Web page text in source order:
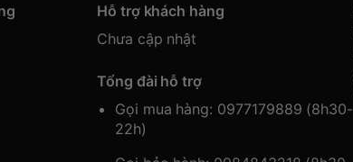
Hỗ trợ khách hàng
Chưa cập nhật
Tổng đài hỗ trợ
Gọi mua hàng: 0977179889 (8h30-
22h)